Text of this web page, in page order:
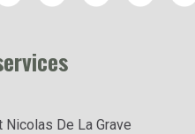
De La Grave